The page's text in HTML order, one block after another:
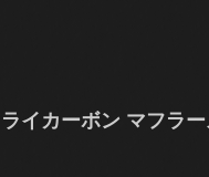
イカーボン マフラ